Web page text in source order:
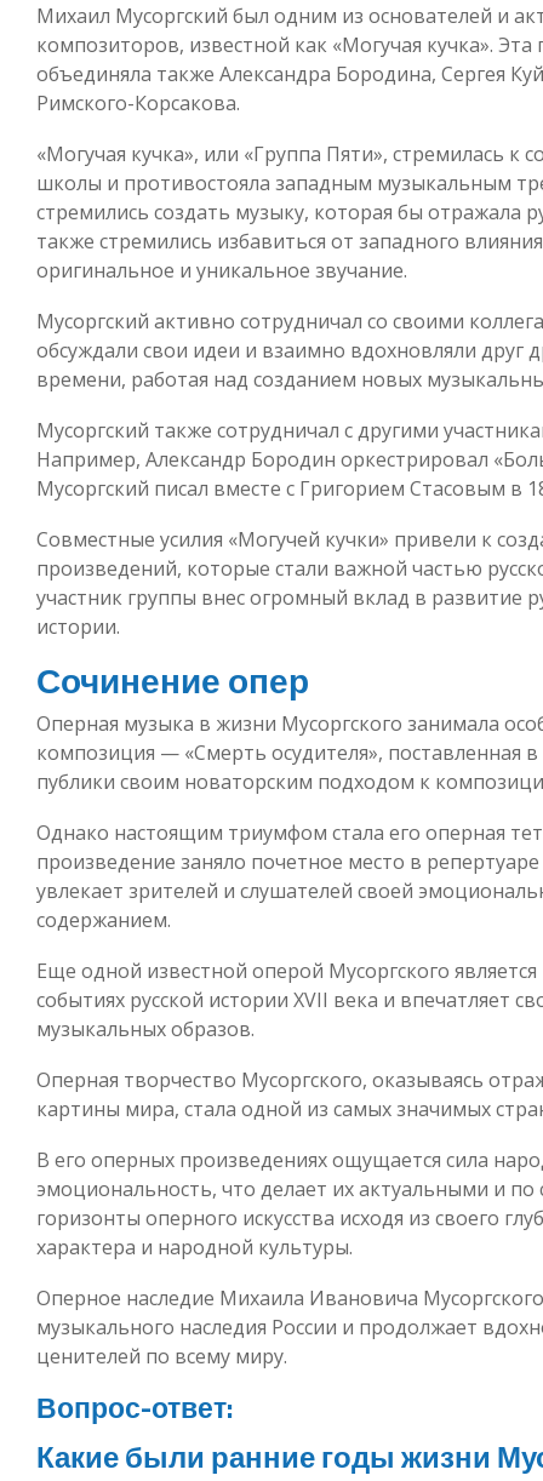
Михаил Мусоргский был одним из основателей и
композиторов, известной как «Могучая кучка». Эта
объединяла также Александра Бородина, Сергея
Римского-Корсакова.
«Могучая кучка», или «Группа Пяти», стремилась
школы и противостояла западным музыкальным
стремились создать музыку, которая бы отражала
также стремились избавиться от западного
оригинальное и уникальное звучание.
Мусоргский активно сотрудничал со своими
обсуждали свои идеи и взаимно вдохновляли друг
времени, работая над созданием новых
Мусоргский также сотрудничал с другими
Например, Александр Бородин оркестрировал
Мусоргский писал вместе с Григорием Стасовым в
Совместные усилия «Могучей кучки» привели к
произведений, которые стали важной частью
участник группы внес огромный вклад в развитие
истории.
Сочинение опер
Оперная музыка в жизни Мусоргского занимала
композиция — «Смерть осудителя», поставленная
публики своим новаторским подходом к
Однако настоящим триумфом стала его оперная
произведение заняло почетное место в
увлекает зрителей и слушателей своей
содержанием.
Еще одной известной оперой Мусоргского
событиях русской истории XVII века и впечатляет
музыкальных образов.
Оперная творчество Мусоргского, оказываясь
картины мира, стала одной из самых значимых
В его оперных произведениях ощущается сила
эмоциональность, что делает их актуальными и
горизонты оперного искусства исходя из своего
характера и народной культуры.
Оперное наследие Михаила Ивановича
музыкального наследия России и продолжает
ценителей по всему миру.
Вопрос-ответ:
Какие были ранние годы жизни